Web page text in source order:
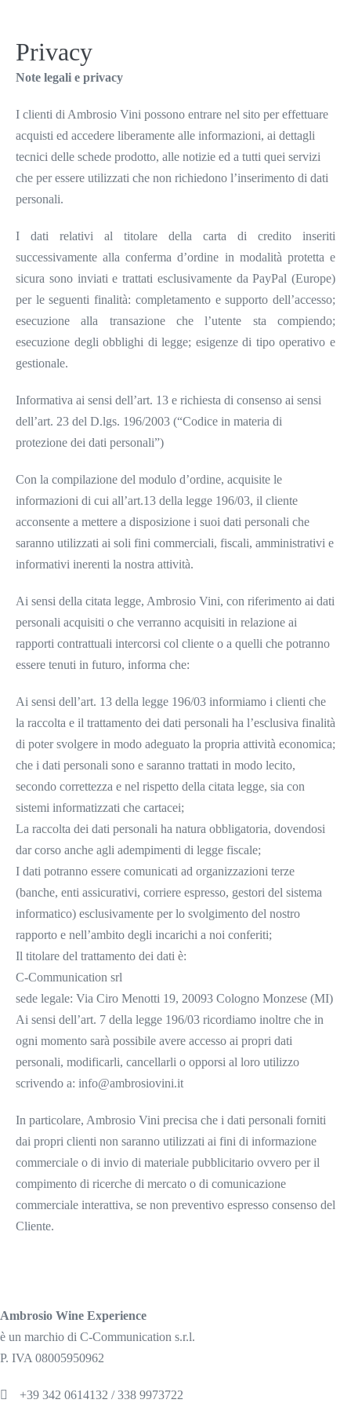
contenuto
Privacy
Note legali e privacy
I clienti di Ambrosio Vini possono entrare nel sito per effettuare
acquisti ed accedere liberamente alle informazioni, ai dettagli
tecnici delle schede prodotto, alle notizie ed a tutti quei servizi
che per essere utilizzati che non richiedono l’inserimento di dati
personali.
I dati relativi al titolare della carta di credito inseriti
successivamente alla conferma d’ordine in modalità protetta e
sicura sono inviati e trattati esclusivamente da PayPal (Europe)
per le seguenti finalità: completamento e supporto dell’accesso;
esecuzione alla transazione che l’utente sta compiendo;
esecuzione degli obblighi di legge; esigenze di tipo operativo e
gestionale.
Informativa ai sensi dell’art. 13 e richiesta di consenso ai sensi
dell’art. 23 del D.lgs. 196/2003 (“Codice in materia di
protezione dei dati personali”)
Con la compilazione del modulo d’ordine, acquisite le
informazioni di cui all’art.13 della legge 196/03, il cliente
acconsente a mettere a disposizione i suoi dati personali che
saranno utilizzati ai soli fini commerciali, fiscali, amministrativi e
informativi inerenti la nostra attività.
Ai sensi della citata legge, Ambrosio Vini, con riferimento ai dati
personali acquisiti o che verranno acquisiti in relazione ai
rapporti contrattuali intercorsi col cliente o a quelli che potranno
essere tenuti in futuro, informa che:
Ai sensi dell’art. 13 della legge 196/03 informiamo i clienti che
la raccolta e il trattamento dei dati personali ha l’esclusiva finalità
di poter svolgere in modo adeguato la propria attività economica;
che i dati personali sono e saranno trattati in modo lecito,
secondo correttezza e nel rispetto della citata legge, sia con
sistemi informatizzati che cartacei;
La raccolta dei dati personali ha natura obbligatoria, dovendosi
dar corso anche agli adempimenti di legge fiscale;
I dati potranno essere comunicati ad organizzazioni terze
(banche, enti assicurativi, corriere espresso, gestori del sistema
informatico) esclusivamente per lo svolgimento del nostro
rapporto e nell’ambito degli incarichi a noi conferiti;
Il titolare del trattamento dei dati è:
C-Communication srl
sede legale: Via Ciro Menotti 19, 20093 Cologno Monzese (MI)
Ai sensi dell’art. 7 della legge 196/03 ricordiamo inoltre che in
ogni momento sarà possibile avere accesso ai propri dati
personali, modificarli, cancellarli o opporsi al loro utilizzo
scrivendo a: info@ambrosiovini.it
In particolare, Ambrosio Vini precisa che i dati personali forniti
dai propri clienti non saranno utilizzati ai fini di informazione
commerciale o di invio di materiale pubblicitario ovvero per il
compimento di ricerche di mercato o di comunicazione
commerciale interattiva, se non preventivo espresso consenso del
Cliente.
Ambrosio Wine Experience
è un marchio di C-Communication s.r.l.
P. IVA 08005950962
+39 342 0614132 / 338 9973722